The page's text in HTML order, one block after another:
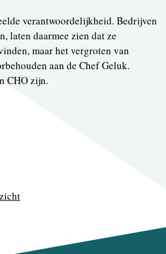
verantwoordelijkheid. Bedrijven
laten daarmee zien dat ze
maar het vergroten van
aan de Chef Geluk.
CHO zijn.